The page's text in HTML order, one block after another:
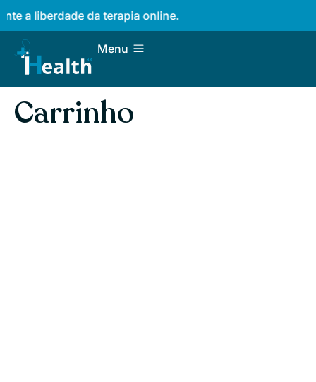
a liberdade da terapia online.
Menu
Carrinho